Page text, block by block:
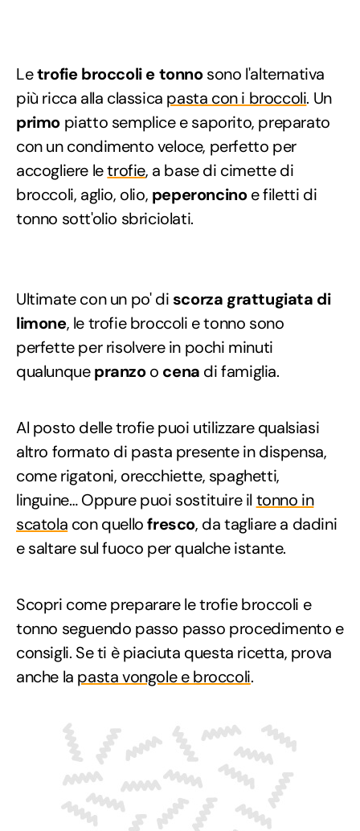
Letrofie broccoli e tonnosono l'alternativa
più ricca alla classica pasta con i broccoli. Un
primo piatto semplice e saporito, preparato
con un condimento veloce, perfetto per
accogliere letrofie, a base di cimette di
broccoli, aglio, olio, peperoncinoe filetti di
tonno sott'olio sbriciolati.
Ultimate con un po' di scorza grattugiata di
limone, le trofie broccoli e tonno sono
perfette per risolvere in pochi minuti
qualunquepranzoo cena di famiglia.
Al posto delle trofie puoi utilizzare qualsiasi
altro formato di pasta presente in dispensa,
come rigatoni, orecchiette, spaghetti,
linguine… Oppure puoi sostituire il tonno in
scatola con quellofresco, da tagliare a dadini
e saltare sul fuoco per qualche istante.
Scopri come preparare le trofie broccoli e
tonno seguendo passo passo procedimento e
consigli. Se ti è piaciuta questa ricetta, prova
anche la pasta vongole e broccoli.